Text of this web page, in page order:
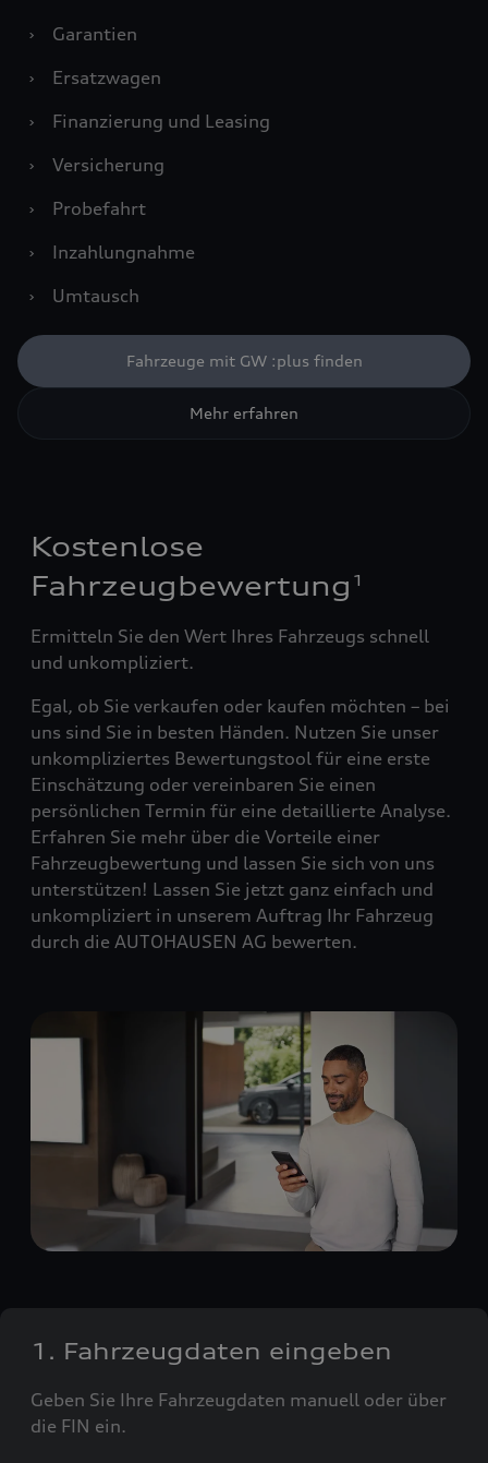
›
Garantien
›
Ersatzwagen
›
Finanzierung und Leasing
›
Versicherung
›
Probefahrt
›
Inzahlungnahme
›
Umtausch
Fahrzeuge mit GW :plus finden
Mehr erfahren
Kostenlose
Fahrzeugbewertung 1
Ermitteln Sie den Wert Ihres Fahrzeugs schnell
und unkompliziert.
Egal, ob Sie verkaufen oder kaufen möchten – bei
uns sind Sie in besten Händen. Nutzen Sie unser
unkompliziertes Bewertungstool für eine erste
Einschätzung oder vereinbaren Sie einen
persönlichen Termin für eine detaillierte Analyse.
Erfahren Sie mehr über die Vorteile einer
Fahrzeugbewertung und lassen Sie sich von uns
unterstützen! Lassen Sie jetzt ganz einfach und
unkompliziert in unserem Auftrag Ihr Fahrzeug
durch die AUTOHAUSEN AG bewerten.
1. Fahrzeugdaten eingeben
Geben Sie Ihre Fahrzeugdaten manuell oder über
die FIN ein.